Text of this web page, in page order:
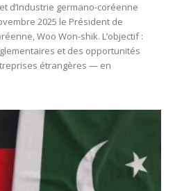
d’Industrie germano-coréenne
2025 le Président de
Woo Won-shik. L’objectif :
et des opportunités
étrangères — en